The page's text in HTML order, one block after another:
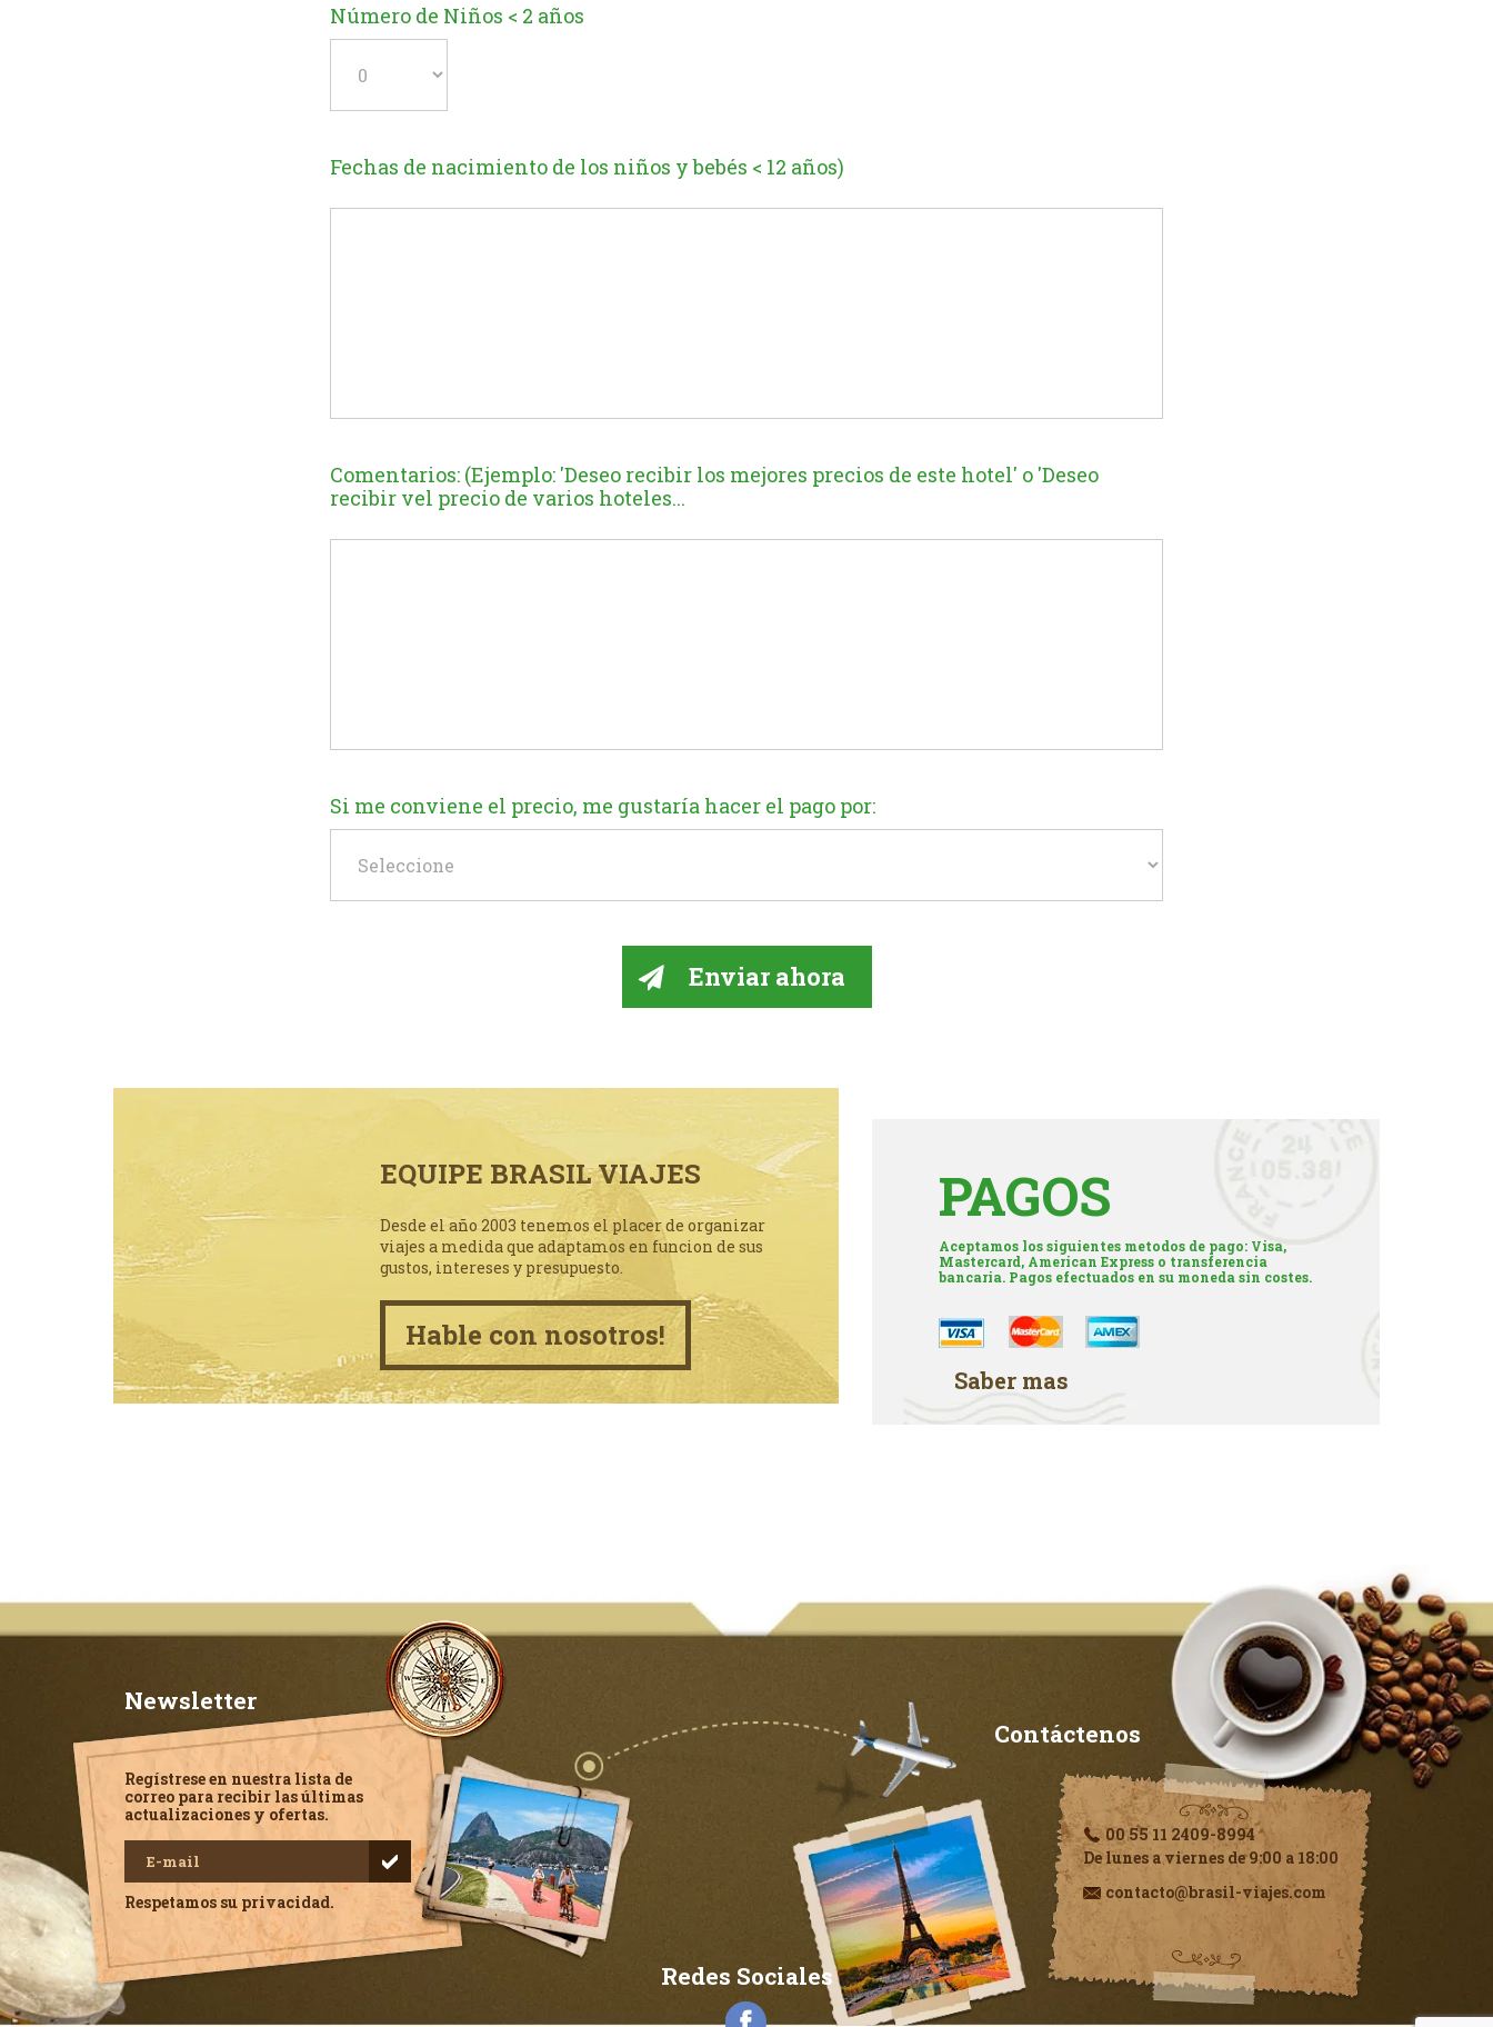
Número de Niños < 2 años
Fechas de nacimiento de los niños y bebés < 12 años)
Comentarios: (Ejemplo: 'Deseo recibir los mejores precios de este hotel' o 'Deseo
recibir vel precio de varios hoteles...
Si me conviene el precio, me gustaría hacer el pago por:
EQUIPE BRASIL VIAJES
Desde el año 2003 tenemos el placer de organizar
viajes a medida que adaptamos en funcion de sus
gustos, intereses y presupuesto.
Hable con nosotros!
PAGOS
Aceptamos los siguientes metodos de pago: Visa,
Mastercard, American Express o transferencia
bancaria. Pagos efectuados en su moneda sin costes.
Saber mas
Newsletter
Regístrese en nuestra lista de
correo para recibir las últimas
actualizaciones y ofertas.
Respetamos su privacidad.
Contáctenos
00 55 11 2409-8994
De lunes a viernes de 9:00 a 18:00
contacto@brasil-viajes.com
Redes Sociales